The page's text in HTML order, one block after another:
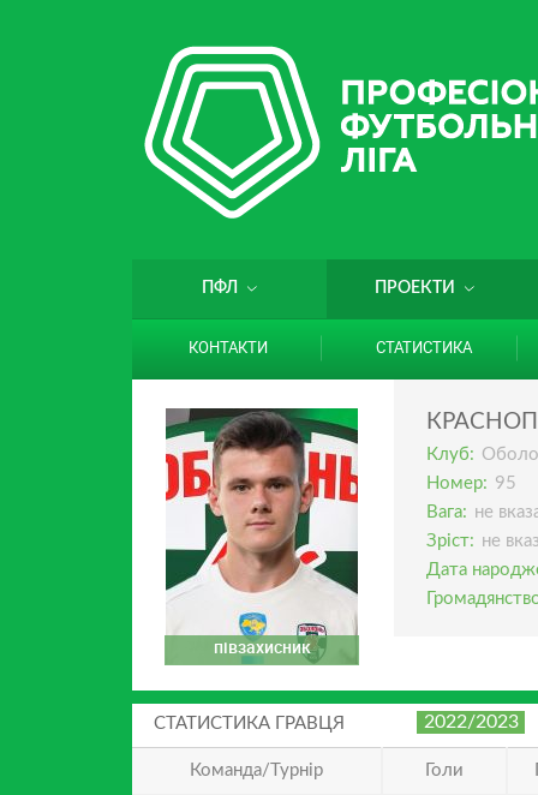
ПФЛ ПРОЕКТИ
КОНТАКТИ СТАТИСТИКА
півзахисник
Клуб:
Номер: 95
Вага: не
Зріст: не
Дата
СТАТИСТИКА ГРАВЦЯ 2022/2023
Команда/Турнір Голи